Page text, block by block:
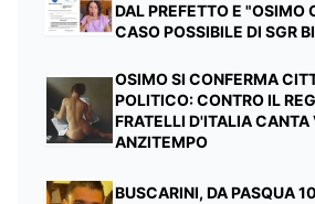
DAL PREFETTO E "OSIMO
CASO POSSIBILE DI SGR
OSIMO SI CONFERMA
POLITICO: CONTRO IL
FRATELLI D'ITALIA CANTA
ANZITEMPO
BUSCARINI, DA PASQUA